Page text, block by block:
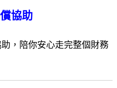
協助
，陪你安心走完整個財務